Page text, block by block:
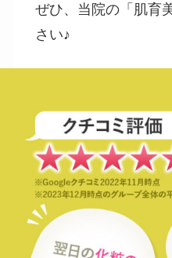
ぜひ、当院の「肌育
さい♪